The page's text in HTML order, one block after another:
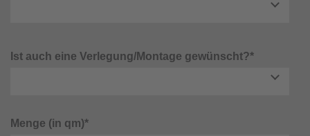
Ist auch eine Verlegung/Montage gewünscht?*
Menge (in qm)*